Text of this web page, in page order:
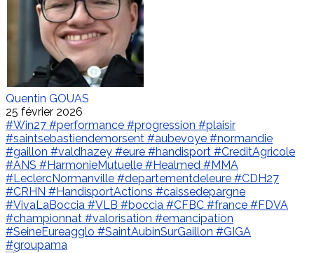
Quentin GOUAS
25 février 2026
#Win27 #performance #progression #plaisir
#saintsebastiendemorsent #aubevoye #normandie
#gaillon #valdhazey #eure #handisport #CreditAgricole
#ANS #HarmonieMutuelle #Healmed #MMA
#LeclercNormanville #departementdeleure #CDH27
#CRHN #HandisportActions #caissedepargne
#VivaLaBoccia #VLB #boccia #CFBC #france #FDVA
#championnat #valorisation #emancipation
#SeineEureagglo #SaintAubinSurGaillon #GIGA
#groupama